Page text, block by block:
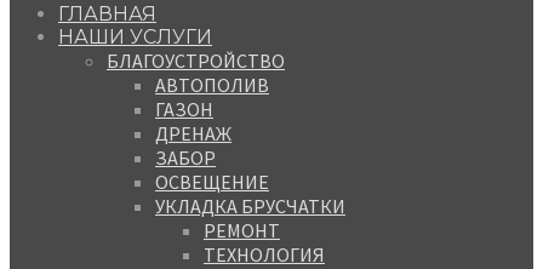
ГЛАВНАЯ
НАШИ УСЛУГИ
БЛАГОУСТРОЙСТВО
АВТОПОЛИВ
ГАЗОН
ДРЕНАЖ
ЗАБОР
ОСВЕЩЕНИЕ
УКЛАДКА БРУСЧАТКИ
РЕМОНТ
ТЕХНОЛОГИЯ